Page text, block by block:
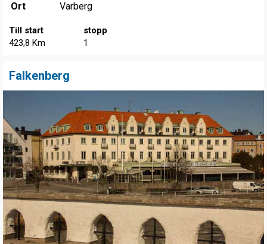
Ort Varberg
Till start
423,8 Km
stopp
1
Falkenberg